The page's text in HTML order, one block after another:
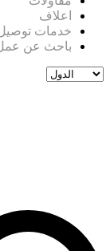
اعلاف
خدمات
باحث عن